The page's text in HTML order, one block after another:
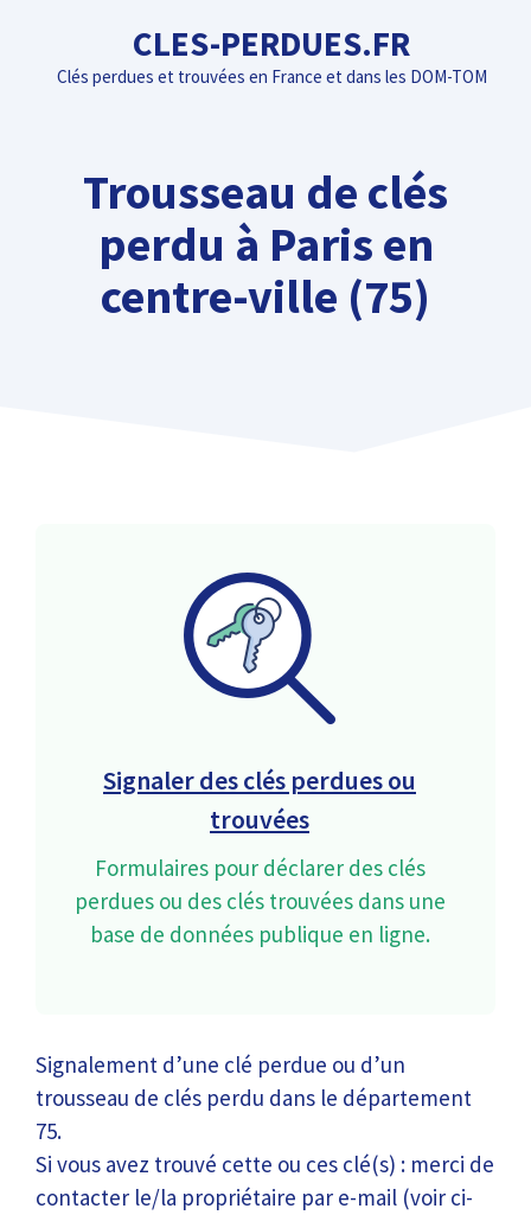
contenu
CLES-PERDUES.FR
Clés perdues et trouvées en France et dans les DOM-TOM
Trousseau de clés
perdu à Paris en
centre-ville (75)
Signaler des clés perdues ou
trouvées
Formulaires pour déclarer des clés
perdues ou des clés trouvées dans une
base de données publique en ligne.
Signalement d’une clé perdue ou d’un
trousseau de clés perdu dans le département
75.
Si vous avez trouvé cette ou ces clé(s) : merci de
contacter le/la propriétaire par e-mail (voir ci-